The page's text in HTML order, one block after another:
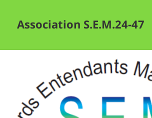
Association S.E.M.24-47